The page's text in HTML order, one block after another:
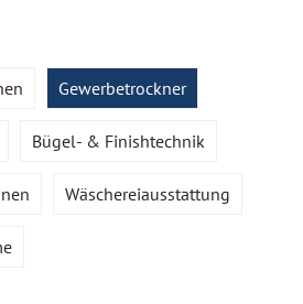
Gewerbetrockner
Bügel- & Finishtechnik
Wäschereiausstattung